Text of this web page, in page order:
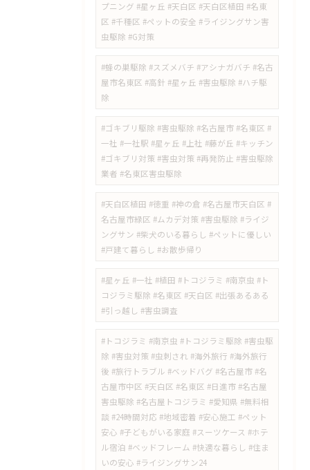
プニング #星ヶ丘 #天白区 #天白区植田 #名東
区 #千種区 #ペットの安全 #ライジングサン害
虫駆除 #G対策
#蜂の巣駆除 #スズメバチ #アシナガバチ #名古
屋市名東区 #高針 #星ヶ丘 #害虫駆除 #ハチ駆
除
#ゴキブリ駆除 #害虫駆除 #名古屋市 #名東区 #
一社 #一社駅 #星ヶ丘 #上社 #藤が丘 #キッチン
#ゴキブリ対策 #害虫対策 #再発防止 #害虫駆除
業者 #名東区害虫駆除
#天白区植田 #徳重 #神の倉 #名古屋市天白区 #
名古屋市緑区 #ムカデ対策 #害虫駆除 #ライジ
ングサン #柴犬のいる暮らし #ペットに優しい
#戸建て暮らし #お散歩帰り
#星ヶ丘 #一社 #植田 #トコジラミ #南京虫 #ト
コジラミ駆除 #名東区 #天白区 #出張あるある
#引っ越し #害虫調査
#トコジラミ #南京虫 #トコジラミ駆除 #害虫駆
除 #害虫対策 #虫刺され #海外旅行 #海外旅行
後 #旅行トラブル #ベッドバグ #名古屋市 #名
古屋市中区 #天白区 #名東区 #日進市 #名古屋
害虫駆除 #名古屋トコジラミ #愛知県 #無料相
談 #24時間対応 #地域密着 #安心施工 #ペット
安心 #子どもがいる家庭 #スーツケース #ホテ
ル宿泊 #ベッドフレーム #快適な暮らし #住ま
いの安心 #ライジングサン24